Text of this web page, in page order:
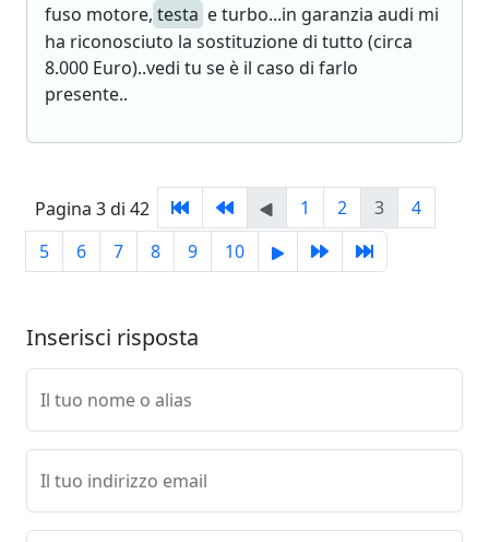
fuso motore, testa e turbo...in garanzia audi mi
ha riconosciuto la sostituzione di tutto (circa
8.000 Euro)..vedi tu se è il caso di farlo
presente..
Pagina 3 di 42 1 2 3
4
5
6 7 8 9 10
Inserisci risposta
Il tuo nome o alias
Il tuo indirizzo email